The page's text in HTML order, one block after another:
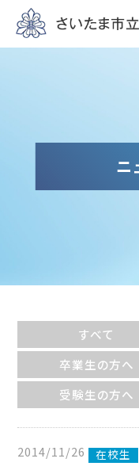
ニ
すべて
卒業生の方へ
受験生の方へ
2014/11/26 在校生